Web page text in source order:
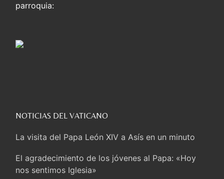
parroquia:
NOTICIAS DEL VATICANO
La visita del Papa León XIV a Asís en un minuto
El agradecimiento de los jóvenes al Papa: «Hoy
nos sentimos Iglesia»